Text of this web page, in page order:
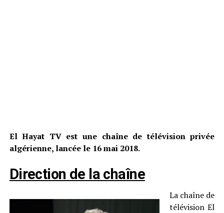
El Hayat TV est une chaîne de télévision privée
algérienne, lancée le 16 mai 2018.
Direction de la chaîne
La chaîne de
télévision El